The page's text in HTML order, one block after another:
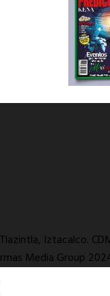
Iztacalco.
Media Group